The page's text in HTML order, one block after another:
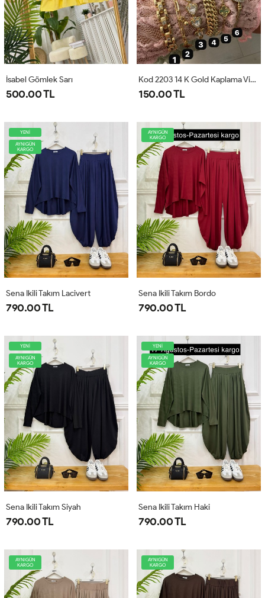
İsabel Gömlek Sarı
500.00 TL
Kod 2203 14 K Gold Kaplama Vip Bileklik
150.00 TL
YENİ
AYNIGÜN
KARGO
Sena Ikili Takım Lacivert
790.00 TL
AYNIGÜN
KARGO
Sena Ikili Takım Bordo
790.00 TL
YENİ
AYNIGÜN
KARGO
Sena Ikili Takım Siyah
790.00 TL
YENİ
AYNIGÜN
KARGO
Sena Ikili Takım Haki
790.00 TL
AYNIGÜN
KARGO
AYNIGÜN
KARGO